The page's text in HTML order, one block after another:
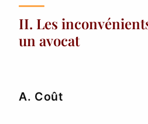
II. Les
un avocat
A. Coût